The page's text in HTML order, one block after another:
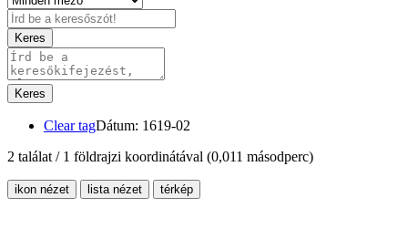
Keres
Keres
Clear tagDátum: 1619-02
2 találat / 1 földrajzi koordinátával (0,011 másodperc)
ikon nézet lista nézet térkép